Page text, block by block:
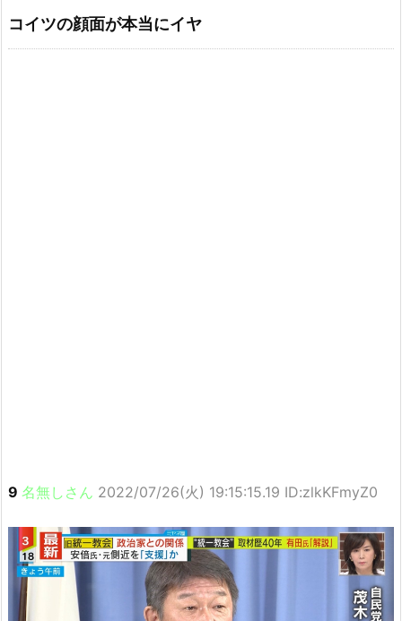
コイツの顔面が本当にイヤ
9 名無しさん 2022/07/26(火) 19:15:15.19 ID:zlkKFmyZ0